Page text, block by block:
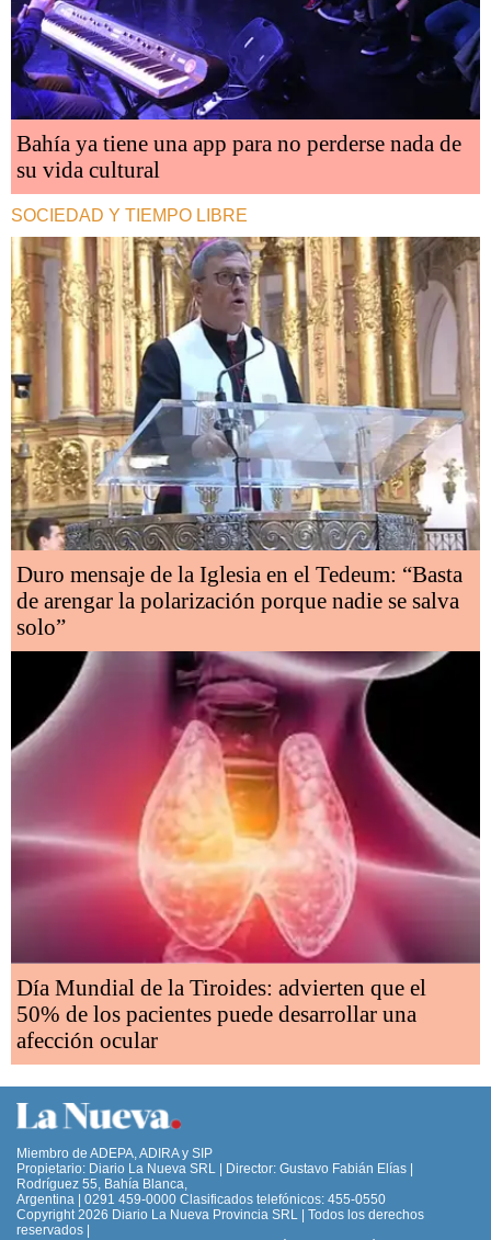
Bahía ya tiene una app para no perderse nada de
su vida cultural
SOCIEDAD Y TIEMPO LIBRE
Duro mensaje de la Iglesia en el Tedeum: “Basta
de arengar la polarización porque nadie se salva
solo”
Día Mundial de la Tiroides: advierten que el
50% de los pacientes puede desarrollar una
afección ocular
Miembro de ADEPA, ADIRA y SIP
Propietario: Diario La Nueva SRL | Director: Gustavo Fabián Elías |
Rodríguez 55, Bahía Blanca,
Argentina | 0291 459-0000 Clasificados telefónicos: 455-0550
Copyright 2026 Diario La Nueva Provincia SRL | Todos los derechos
reservados |